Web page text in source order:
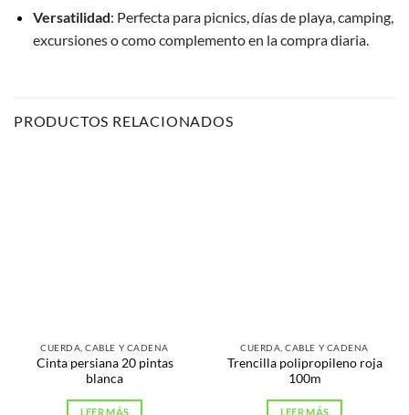
Versatilidad: Perfecta para picnics, días de playa, camping,
excursiones o como complemento en la compra diaria.
PRODUCTOS RELACIONADOS
CUERDA, CABLE Y CADENA
Cinta persiana 20 pintas
blanca
LEER MÁS
CUERDA, CABLE Y CADENA
Trencilla polipropileno roja
100m
LEER MÁS